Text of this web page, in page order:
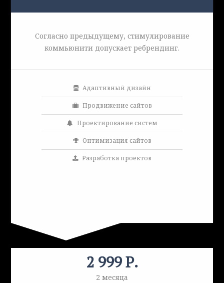
Согласно предыдущему, стимулирование
коммьюнити допускает ребрендинг.
Адаптивный дизайн
Продвижение сайтов
Проектирование систем
Оптимизация сайтов
Разработка проектов
2 999 Р.
2 месяца